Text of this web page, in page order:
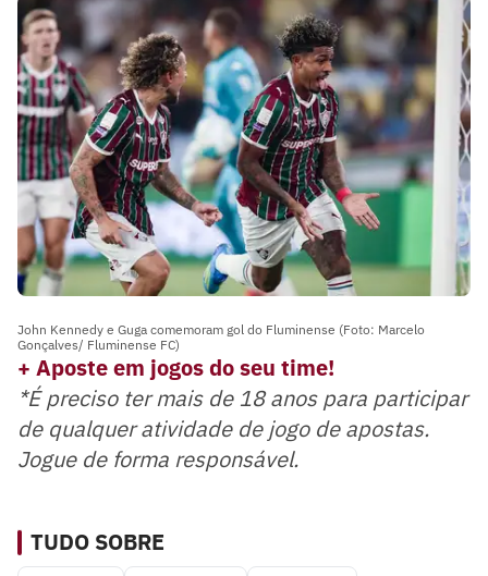
John Kennedy e Guga comemoram gol do Fluminense (Foto: Marcelo
Gonçalves/ Fluminense FC)
+ Aposte em jogos do seu time!
*É preciso ter mais de 18 anos para participar
de qualquer atividade de jogo de apostas.
Jogue de forma responsável.
TUDO SOBRE